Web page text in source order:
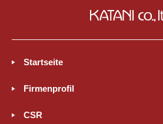
Startseite
Firmenprofil
CSR